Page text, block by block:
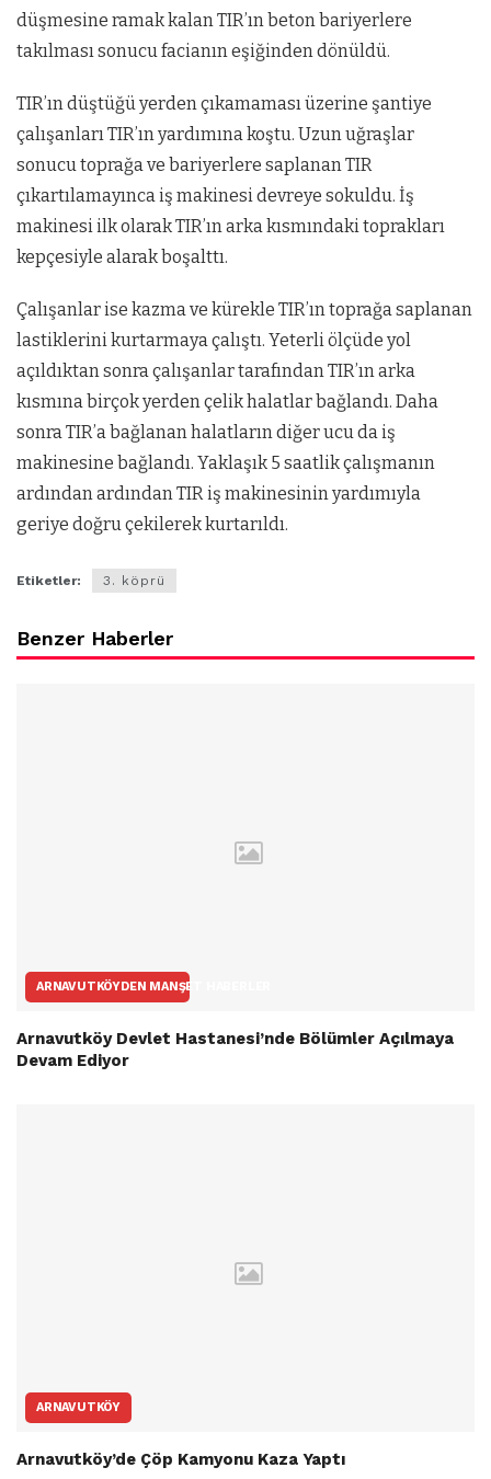
düşmesine ramak kalan TIR’ın beton bariyerlere
takılması sonucu facianın eşiğinden dönüldü.
TIR’ın düştüğü yerden çıkamaması üzerine şantiye
çalışanları TIR’ın yardımına koştu. Uzun uğraşlar
sonucu toprağa ve bariyerlere saplanan TIR
çıkartılamayınca iş makinesi devreye sokuldu. İş
makinesi ilk olarak TIR’ın arka kısmındaki toprakları
kepçesiyle alarak boşalttı.
Çalışanlar ise kazma ve kürekle TIR’ın toprağa saplanan
lastiklerini kurtarmaya çalıştı. Yeterli ölçüde yol
açıldıktan sonra çalışanlar tarafından TIR’ın arka
kısmına birçok yerden çelik halatlar bağlandı. Daha
sonra TIR’a bağlanan halatların diğer ucu da iş
makinesine bağlandı. Yaklaşık 5 saatlik çalışmanın
ardından ardından TIR iş makinesinin yardımıyla
geriye doğru çekilerek kurtarıldı.
Etiketler: 3. köprü
Benzer Haberler
ARNAVUTKÖYDEN MANŞET HABERLER
Arnavutköy Devlet Hastanesi’nde Bölümler Açılmaya
Devam Ediyor
ARNAVUTKÖY
Arnavutköy’de Çöp Kamyonu Kaza Yaptı